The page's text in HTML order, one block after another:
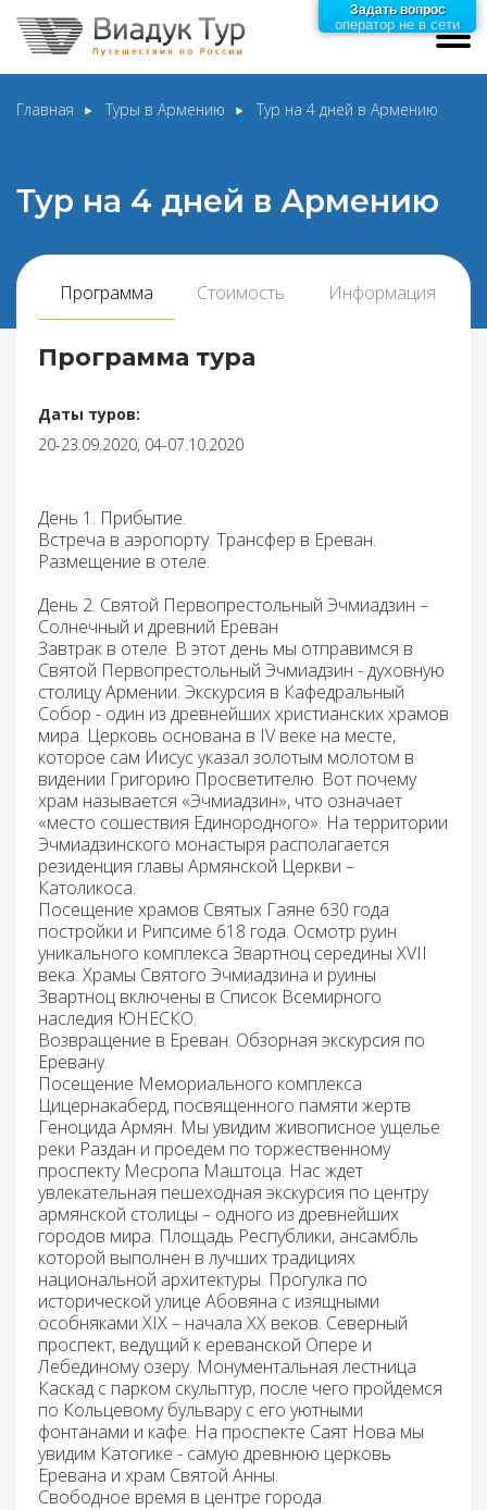
Главная Туры в Армению Тур на 4 дней в Армению
Тур на 4 дней в Армению
Программа Стоимость Информация
Программа тура
Даты туров:
20-23.09.2020, 04-07.10.2020
День 1. Прибытие.
Встреча в аэропорту. Трансфер в Ереван.
Размещение в отеле.
День 2. Святой Первопрестольный Эчмиадзин –
Солнечный и древний Ереван
Завтрак в отеле. В этот день мы отправимся в
Святой Первопрестольный Эчмиадзин - духовную
столицу Армении. Экскурсия в Кафедральный
Собор - один из древнейших христианских храмов
мира. Церковь основана в IV веке на месте,
которое сам Иисус указал золотым молотом в
видении Григорию Просветителю. Вот почему
храм называется «Эчмиадзин», что означает
«место сошествия Единородного». На территории
Эчмиадзинского монастыря располагается
резиденция главы Армянской Церкви –
Католикоса.
Посещение храмов Святых Гаяне 630 года
постройки и Рипсиме 618 года. Осмотр руин
уникального комплекса Звартноц середины XVII
века. Храмы Святого Эчмиадзина и руины
Звартноц включены в Список Всемирного
наследия ЮНЕСКО.
Возвращение в Ереван. Обзорная экскурсия по
Еревану.
Посещение Мемориального комплекса
Цицернакаберд, посвященного памяти жертв
Геноцида Армян. Мы увидим живописное ущелье
реки Раздан и проедем по торжественному
проспекту Месропа Маштоца. Нас ждет
увлекательная пешеходная экскурсия по центру
армянской столицы – одного из древнейших
городов мира. Площадь Республики, ансамбль
которой выполнен в лучших традициях
национальной архитектуры. Прогулка по
исторической улице Абовяна с изящными
особняками XIX – начала XX веков. Северный
проспект, ведущий к ереванской Опере и
Лебединому озеру. Монументальная лестница
Каскад с парком скульптур, после чего пройдемся
по Кольцевому бульвару с его уютными
фонтанами и кафе. На проспекте Саят Нова мы
увидим Катогике - самую древнюю церковь
Еревана и храм Святой Анны.
Свободное время в центре города.
Задать вопрос
оператор не в сети